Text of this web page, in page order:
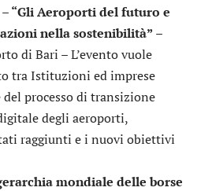
“Gli Aeroporti del futuro e
nella sostenibilità” –
di Bari – L’evento vuole
tra Istituzioni ed imprese
processo di transizione
degli aeroporti,
raggiunti e i nuovi obiettivi
mondiale delle borse